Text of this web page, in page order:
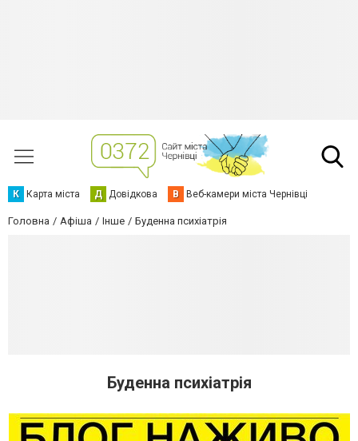
К Карта міста Д Довідкова В Веб-камери міста Чернівці
Головна Афіша Інше Буденна психіатрія
Буденна психіатрія